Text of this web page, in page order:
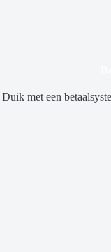
Duik met een